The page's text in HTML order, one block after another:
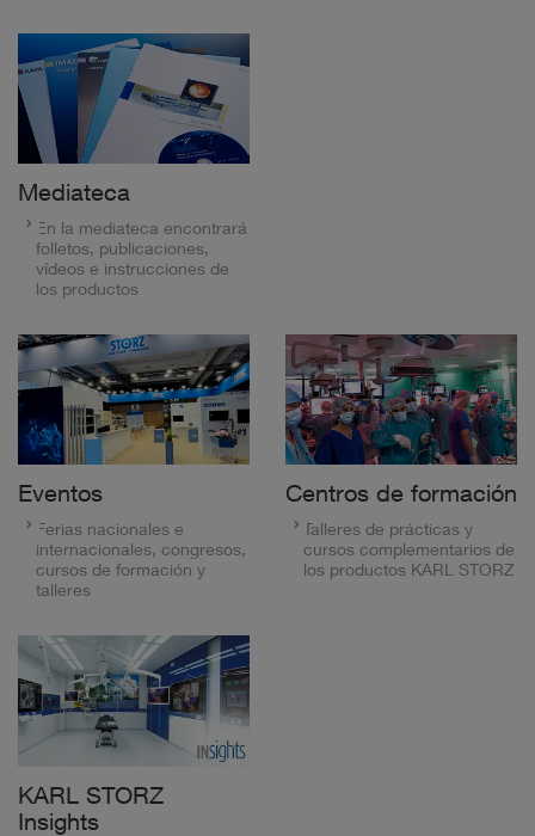
Mediateca
En la mediateca encontrará
folletos, publicaciones,
vídeos e instrucciones de
los productos
Eventos
Ferias nacionales e
internacionales, congresos,
cursos de formación y
talleres
Centros de formación
Talleres de prácticas y
cursos complementarios de
los productos KARL STORZ
KARL STORZ
Insights